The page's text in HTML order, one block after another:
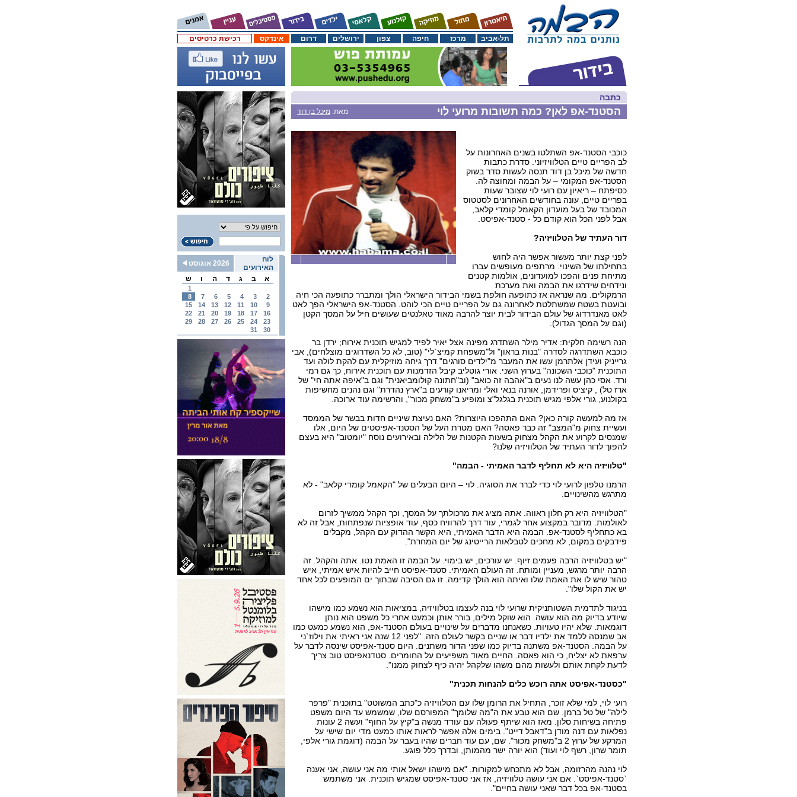
רכישת כרטיסים אינדקס דרום ירושלים צפון חיפה מרכז תל-אביב
לוח
האירועים
2026 אוגוסט
א
ב ג ד ה ו ש
1
2
3
4
5
6
7
8
9
10
11
12
13
14
15
16
17
18
19
20
21
22
23
24
25
26
27
28
29
30
31
כתבה
מאת: מיכל בן דוד הסטנד-אפ לאן? כמה תשובות מרועי לוי
כוכבי הסטנד-אפ השתלטו בשנים האחרונות על
לב הפריים טיים הטלוויזיוני. סדרת כתבות
חדשה של מיכל בן דוד תנסה לעשות סדר בשוק
הסטנד-אפ המקומי – על הבמה ומחוצה לה.
כסיפתח – ריאיון עם רועי לוי שצובר שעות
בפריים טיים, עונה בחודשים האחרונים לסטטוס
המכובד של בעל מועדון הקאמל קומדי קלאב,
אבל לפני הכל הוא קודם כל - סטנד-אפיסט.
דור העתיד של הטלוויזיה?
לפני קצת יותר מעשור אפשר היה לחוש
בתחילתו של השינוי. מרתפים מעופשים עברו
מתיחת פנים והפכו למועדונים, אולמות קטנים
ונידחים שידרגו את הבמה ואת מערכת
הרמקולים. מה שנראה אז כתופעה חולפת בשמי הבידור הישראלי הולך ומתברר כתופעה הכי חיה
ובועטת בשטח שמשתלטת לאחרונה גם על הפריים טיים הכי לוהט. הסטנד-אפ הישראלי הפך לאט
לאט מאנדרדוג של עולם הבידור לבית יוצר להרבה מאוד טאלנטים שעושים חיל על המסך הקטן
(וגם על המסך הגדול).
הנה רשימה חלקית: אדיר מילר השתדרג מפינה אצל יאיר לפיד למגיש תוכנית אירוח; ירדן בר
כוכבא השתדרגה לסדרה "בנות בראון" ול"משפחת קמיצ`לי" (טוב, לא כל השדרוגים מוצלחים), אבי
גרייניק ועידן אלתרמן עשו את המעבר מ"ילדים סורגים" דרך גיחה מוזיקלית עם להקת לולה ועד
התוכנית "כוכבי השכונה" בערוץ השני. אורי גוטליב קיבל הזדמנות עם תוכנית אירוח, כך גם רמי
ורד. אסי כהן עשה לנו נעים ב"אהבה זה כואב" (וב"חתונה קולומביאנית" וגם ב"איפה אתה חי" של
ארז טל) , קיציס ופרידמן, אורנה בנאי ואלי ומריאנו קורעים ב"ארץ נהדרת" וגם נהנים מחשיפות
בקולנוע, גורי אלפי מגיש תוכנית בגלגל"צ ומופיע ב"משחק מכור", והרשימה עוד ארוכה.
אז מה למעשה קורה כאן? האם התהפכו היוצרות? האם נעיצת שיניים חדות בבשר של הממסד
ועשיית צחוק מ"המצב" זה כבר פאסה? האם מטרת העל של הסטנד-אפיסטים של היום, אלו
שמנסים לקרוע את הקהל מצחוק בשעות הקטנות של הלילה ובאירועים נוסח "יומטוב" היא בעצם
להפוך לדור העתיד של הטלוויזיה שלנו?
"טלוויזיה היא לא תחליף לדבר האמיתי - הבמה"
הרמנו טלפון לרועי לוי כדי לברר את הסוגיה. לוי – היום הבעלים של "הקאמל קומדי קלאב" - לא
מתרגש מהשינויים.
"הטלוויזיה היא רק חלון ראווה. אתה מציג את מרכולתך על המסך, וכך הקהל ממשיך לזרום
לאולמות. מדובר במקצוע אחר לגמרי, עוד דרך להרוויח כסף, עוד אופציות שנפתחות, אבל זה לא
בא כתחליף לסטנד-אפ. הבמה היא הדבר האמיתי, היא הקשר ההדוק עם הקהל, מקבלים
פידבקים במקום, לא מחכים לטבלאות הרייטינג של יום המחרת".
"יש בטלוויזיה הרבה פעמים זיוף. יש עורכים, יש בימוי. על הבמה זו האמת נטו. אתה והקהל. זה
הרבה יותר מרגש, מעניין ומותח. זה העולם האמיתי. סטנד-אפיסט חייב להיות איש אמיתי, איש
טהור שיש לו את האמת שלו ואיתה הוא הולך קדימה. זו גם הסיבה שבתוך ים המופעים לכל אחד
יש את הקול שלו".
בניגוד לתדמית השטותניקית שרועי לוי בנה לעצמו בטלוויזיה, במציאות הוא נשמע כמו מישהו
שיודע בדיוק מה הוא עושה. הוא שוקל מילים, בורר אותן וכמעט אחרי כל משפט הוא נותן
דוגמאות. שלא יהיו טעויות. כשאנחנו מדברים על שינויים בעולם הסטנד-אפ, הוא נשמע כמעט כמו
אב שמנסה ללמד את ילדיו דבר או שניים בקשר לעולם הזה. "לפני 12 שנה אני ראיתי את וילוז`ני
על הבמה. הסטנד-אפ משתנה בדיוק כמו שפני הדור משתנים. היום סטנד-אפיסט שינסה לדבר על
ערפאת לא יצליח, כי הוא פאסה. החיים מאוד משפיעים על החומרים. סטדנאפיסט טוב צריך
לדעת לקחת אותם ולעשות מהם משהו שלקהל יהיה כיף לצחוק ממנו".
"כסטנד-אפיסט אתה רוכש כלים להנחות תכנית"
רועי לוי, למי שלא זוכר, התחיל את הרומן שלו עם הטלוויזיה כ"כתב המשוטט" בתוכנית "פרפר
לילה" של טל ברמן. שם הוא טבע את ה"מה שלומך" המפורסם שלו, שמשמש עד היום משפט
פתיחה בשיחות סלון. מאז הוא שיתף פעולה עם עודד מנשה ב"קיץ על החוף" ועשה 2 עונות
נפלאות עם דנה מודן ב"דאבל דייט". בימים אלה אפשר לראות אותו כמעט מדי יום שישי על
המרקע של ערוץ 2 ב"משחק מכור". שם, עם עוד חברים שהיו בעבר על הבמה (דוגמת גורי אלפי,
תומר שרון, רשף לוי ועוד) הוא יורה ישר מהמותן, ובדרך כלל פוגע.
לוי נהנה מהרזומה, אבל לא מתכחש למקורות. "אם מישהו ישאל אותי מה אני עושה, אני אענה
`סטנד-אפיסט`. אם אני עושה טלוויזיה, אז אני סטנד-אפיסט שמגיש תוכנית. אני משתמש
בסטנד-אפ בכל דבר שאני עושה בחיים".